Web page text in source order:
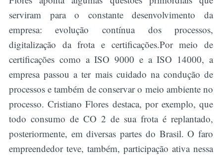
serviram para o constante desenvolvimento da
empresa: evolução contínua dos processos,
digitalização da frota e certificações.Por meio de
certificações como a ISO 9000 e a ISO 14000, a
empresa passou a ter mais cuidado na condução de
processos e também de conservar o meio ambiente no
processo. Cristiano Flores destaca, por exemplo, que
todo consumo de CO 2 de sua frota é replantado,
posteriormente, em diversas partes do Brasil. O faro
empreendedor teve, também, participação ativa nessa